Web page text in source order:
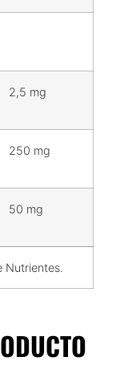
2,5 mg
250 mg
50 mg
Nutrientes.